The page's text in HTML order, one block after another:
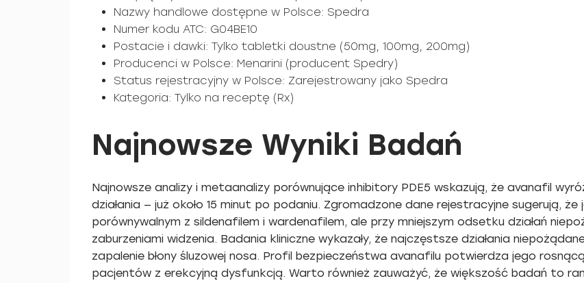
Nazwy handlowe dostępne w Polsce: Spedra
Numer kodu ATC: G04BE10
Postacie i dawki: Tylko tabletki doustne (50mg, 100mg, 200mg)
Producenci w Polsce: Menarini (producent Spedry)
Status rejestracyjny w Polsce: Zarejestrowany jako Spedra
Kategoria: Tylko na receptę (Rx)
Najnowsze Wyniki Badań
Najnowsze analizy i metaanalizy porównujące inhibitory PDE5 wskazują, że avanafil
działania — już około 15 minut po podaniu. Zgromadzone dane rejestracyjne sugerują,
porównywalnym z sildenafilem i wardenafilem, ale przy mniejszym odsetku działań
zaburzeniami widzenia. Badania kliniczne wykazały, że najczęstsze działania
zapalenie błony śluzowej nosa. Profil bezpieczeństwa avanafilu potwierdza jego
pacjentów z erekcyjną dysfunkcją. Warto również zauważyć, że większość badań to